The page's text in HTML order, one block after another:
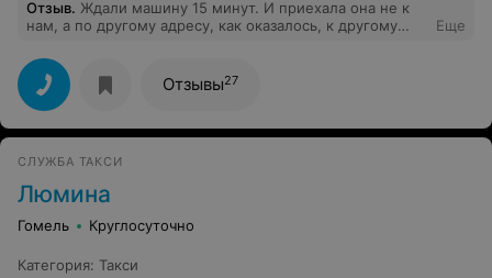
Отзыв. Ждали машину 15 минут. И приехала она не к
нам, а по другому адресу, как оказалось, к другому
телефону тоном только проснувшегося человека, а
диспетчер перепутавшая адрес-наорала.((( жуть!!!(((
Вычеркиваю это такси для себя навсегда!
Еще
Отзывы27
СЛУЖБА ТАКСИ
Люмина
Гомель Круглосуточно
Категория: Такси